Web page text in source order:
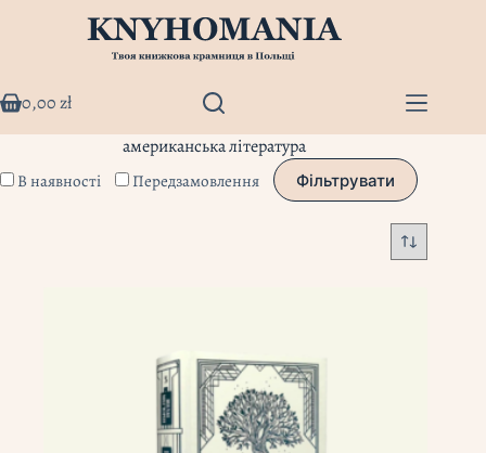
Кошик
0,00zł
американська література
В наявності Передзамовлення Фільтрувати